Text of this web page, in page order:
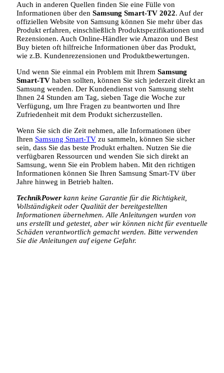
Auch in anderen Quellen finden Sie eine Fülle von
Informationen über den Samsung Smart-TV 2022. Auf der
offiziellen Website von Samsung können Sie mehr über das
Produkt erfahren, einschließlich Produktspezifikationen und
Rezensionen. Auch Online-Händler wie Amazon und Best
Buy bieten oft hilfreiche Informationen über das Produkt,
wie z.B. Kundenrezensionen und Produktbewertungen.
Und wenn Sie einmal ein Problem mit Ihrem Samsung
Smart-TV haben sollten, können Sie sich jederzeit direkt an
Samsung wenden. Der Kundendienst von Samsung steht
Ihnen 24 Stunden am Tag, sieben Tage die Woche zur
Verfügung, um Ihre Fragen zu beantworten und Ihre
Zufriedenheit mit dem Produkt sicherzustellen.
Wenn Sie sich die Zeit nehmen, alle Informationen über
Ihren Samsung Smart-TV zu sammeln, können Sie sicher
sein, dass Sie das beste Produkt erhalten. Nutzen Sie die
verfügbaren Ressourcen und wenden Sie sich direkt an
Samsung, wenn Sie ein Problem haben. Mit den richtigen
Informationen können Sie Ihren Samsung Smart-TV über
Jahre hinweg in Betrieb halten.
TechnikPower kann keine Garantie für die Richtigkeit,
Vollständigkeit oder Qualität der bereitgestellten
Informationen übernehmen. Alle Anleitungen wurden von
uns erstellt und getestet, aber wir können nicht für eventuelle
Schäden verantwortlich gemacht werden. Bitte verwenden
Sie die Anleitungen auf eigene Gefahr.